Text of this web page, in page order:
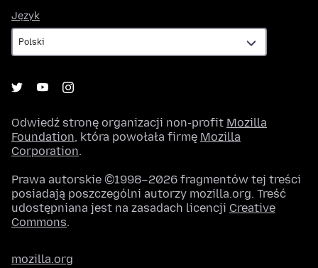
Język
Odwiedź stronę organizacji non-profit Mozilla
Foundation, która powołała firmę Mozilla
Corporation.
Prawa autorskie ©1998–2026 fragmentów tej treści
posiadają poszczególni autorzy mozilla.org. Treść
udostępniana jest na zasadach licencji Creative
Commons.
mozilla.org